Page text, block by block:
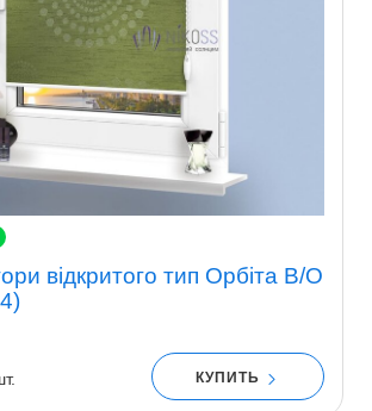
відкритого тип Орбіта В/О
КУПИТЬ